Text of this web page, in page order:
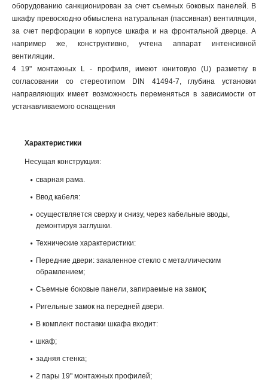
оборудованию санкционирован за счет съемных боковых панелей. В
шкафу превосходно обмыслена натуральная (пассивная) вентиляция,
за счет перфорации в корпусе шкафа и на фронтальной дверце. А
например же, конструктивно, учтена аппарат интенсивной
вентиляции.
4 19" монтажных L - профиля, имеют юнитовую (U) разметку в
согласовании со стереотипом DIN 41494-7, глубина установки
направляющих имеет возможность переменяться в зависимости от
устанавливаемого оснащения
Характеристики
Несущая конструкция:
сварная рама.
Ввод кабеля:
осуществляется сверху и снизу, через кабельные вводы,
демонтируя заглушки.
Технические характеристики:
Передние двери: закаленное стекло с металлическим
обрамлением;
Съемные боковые панели, запираемые на замок;
Ригельные замок на передней двери.
В комплект поставки шкафа входит:
шкаф;
задняя стенка;
2 пары 19" монтажных профилей;